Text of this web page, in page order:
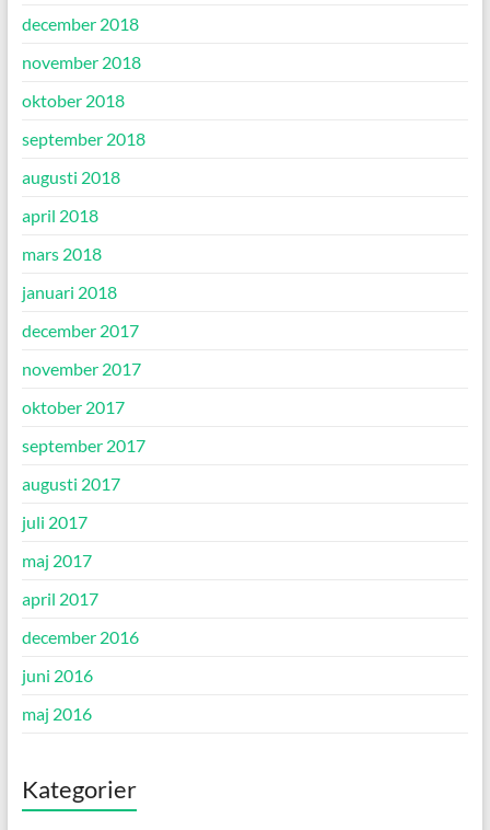
december 2018
november 2018
oktober 2018
september 2018
augusti 2018
april 2018
mars 2018
januari 2018
december 2017
november 2017
oktober 2017
september 2017
augusti 2017
juli 2017
maj 2017
april 2017
december 2016
juni 2016
maj 2016
Kategorier